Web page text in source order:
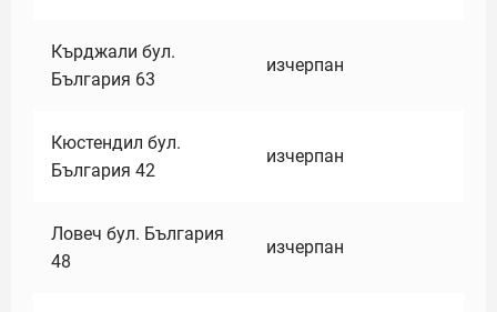
Кърджали бул.
България 63
изчерпан
Кюстендил бул.
България 42
изчерпан
Ловеч бул. България
48
изчерпан